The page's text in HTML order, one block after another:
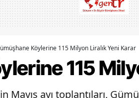
Bitlis
Köylerine 115 Milyon Liralık Yeni Karar
115
Mayıs ayı toplantıları,